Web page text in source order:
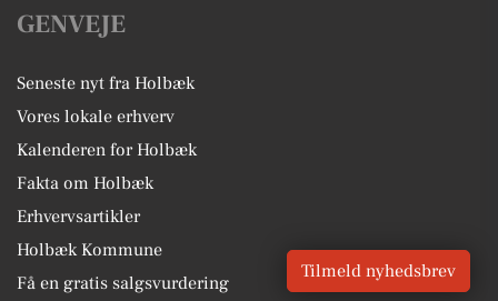
GENVEJE
Seneste nyt fra Holbæk
Vores lokale erhverv
Kalenderen for Holbæk
Fakta om Holbæk
Erhvervsartikler
Holbæk Kommune
Få en gratis salgsvurdering
Tilmeld nyhedsbrev